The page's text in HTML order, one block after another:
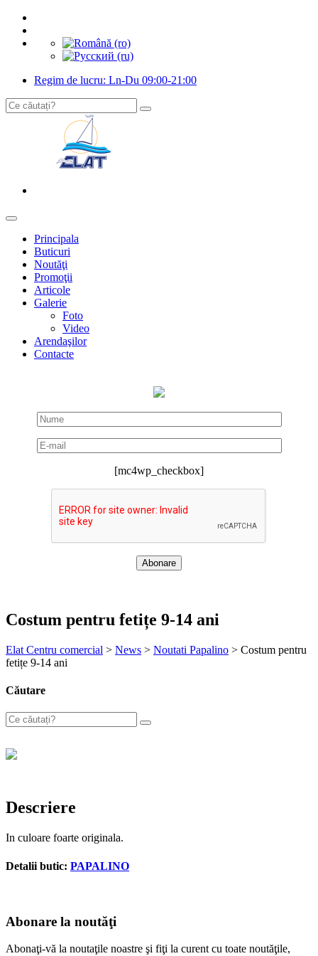
Regim de lucru: Ln-Du 09:00-21:00
Principala
Buticuri
Noutăţi
Promoţii
Articole
Galerie
Foto
Video
Arendaşilor
Contacte
[mc4wp_checkbox]
Costum pentru fetițe 9-14 ani
Elat Centru comercial > News > Noutati Papalino > Costum pentru
fetițe 9-14 ani
Căutare
Descriere
In culoare foarte originala.
Detalii butic: PAPALINO
Abonare la noutăţi
Abonaţi-vă la noutaţile noastre şi fiţi la curent cu toate noutăţile,